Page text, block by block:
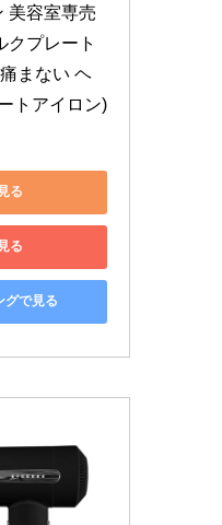
美容室専売
クプレート
まない ヘ
トアイロン)
る
る
グで見る